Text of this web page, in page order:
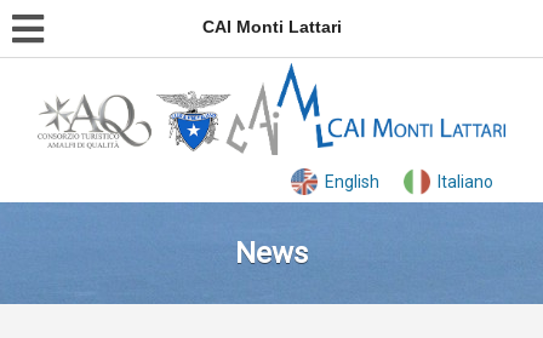
CAI Monti Lattari
English Italiano
News